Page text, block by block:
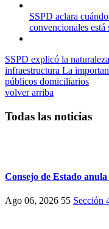
SSPD aclara
convencionales
SSPD explicó la
infraestructura La
públicos domiciliarios
volver arriba
Todas las noticias
Consejo de Estado
Ago 06, 2026 55 Sección